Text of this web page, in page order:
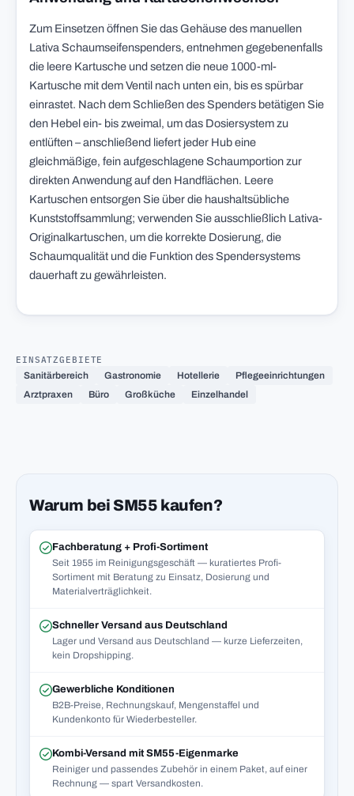
Zum Einsetzen öffnen Sie das Gehäuse des manuellen
Lativa Schaumseifenspenders, entnehmen gegebenenfalls
die leere Kartusche und setzen die neue 1000-ml-
Kartusche mit dem Ventil nach unten ein, bis es spürbar
einrastet. Nach dem Schließen des Spenders betätigen Sie
den Hebel ein- bis zweimal, um das Dosiersystem zu
entlüften – anschließend liefert jeder Hub eine
gleichmäßige, fein aufgeschlagene Schaumportion zur
direkten Anwendung auf den Handflächen. Leere
Kartuschen entsorgen Sie über die haushaltsübliche
Kunststoffsammlung; verwenden Sie ausschließlich Lativa-
Originalkartuschen, um die korrekte Dosierung, die
Schaumqualität und die Funktion des Spendersystems
dauerhaft zu gewährleisten.
EINSATZGEBIETE
Sanitärbereich
Gastronomie Hotellerie
Pflegeeinrichtungen
Arztpraxen
Büro Großküche Einzelhandel
Warum bei SM55 kaufen?
Fachberatung + Profi-Sortiment
Seit 1955 im Reinigungsgeschäft — kuratiertes Profi-
Sortiment mit Beratung zu Einsatz, Dosierung und
Materialverträglichkeit.
Schneller Versand aus Deutschland
Lager und Versand aus Deutschland — kurze Lieferzeiten,
kein Dropshipping.
Gewerbliche Konditionen
B2B-Preise, Rechnungskauf, Mengenstaffel und
Kundenkonto für Wiederbesteller.
Kombi-Versand mit SM55-Eigenmarke
Reiniger und passendes Zubehör in einem Paket, auf einer
Rechnung — spart Versandkosten.